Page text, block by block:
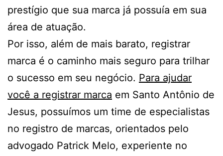
prestígio que sua marca já possuía em sua
área de atuação.
Por isso, além de mais barato, registrar
marca é o caminho mais seguro para trilhar
o sucesso em seu negócio. Para ajudar
você a registrar marca em Santo Antônio de
Jesus, possuímos um time de especialistas
no registro de marcas, orientados pelo
advogado Patrick Melo, experiente no